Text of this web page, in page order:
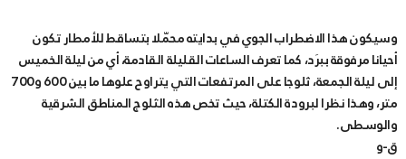
وسيكون هذا الاضطراب الجوي في بدايته محمّلا بتساقط للأمطار تكون
أحيانا مرفوقة ببرَد، كما تعرف الساعات القليلة القادمة، أي من ليلة الخميس
إلى ليلة الجمعة، ثلوجا على المرتفعات التي يتراوح علوها ما بين 600 و700
متر، وهذا نظرا لبرودة الكتلة، حيث تخص هذه الثلوج المناطق الشرقية
والوسطى.
ق-و